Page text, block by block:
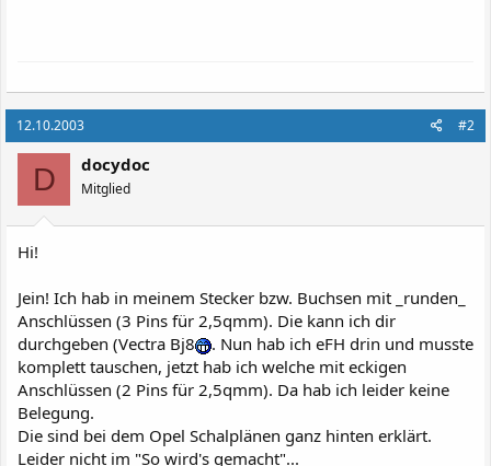
12.10.2003 #2
D docydoc
Mitglied
Hi!
Jein! Ich hab in meinem Stecker bzw. Buchsen mit _runden_
Anschlüssen (3 Pins für 2,5qmm). Die kann ich dir
durchgeben (Vectra Bj8
. Nun hab ich eFH drin und musste
komplett tauschen, jetzt hab ich welche mit eckigen
Anschlüssen (2 Pins für 2,5qmm). Da hab ich leider keine
Belegung.
Die sind bei dem Opel Schalplänen ganz hinten erklärt.
Leider nicht im "So wird's gemacht"...